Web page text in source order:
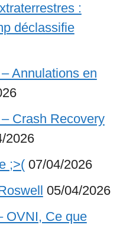
:
déclassifie
Annulations en
Crash Recovery
2026
;>( 07/04/2026
05/04/2026
OVNI, Ce que